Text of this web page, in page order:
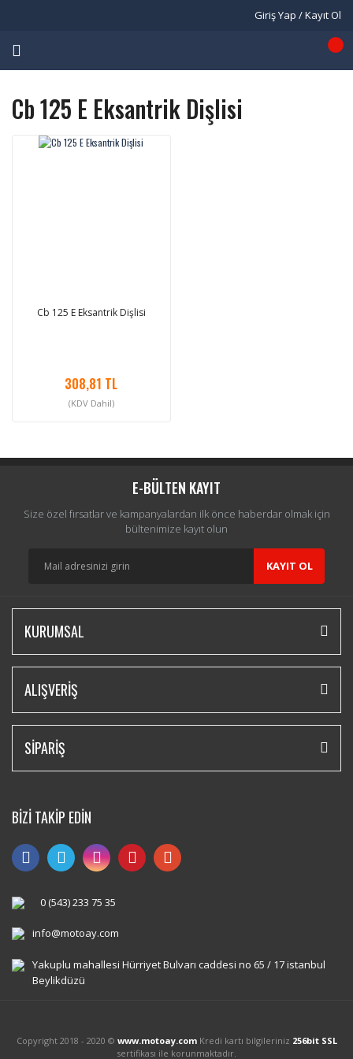
Giriş Yap / Kayıt Ol
Cb 125 E Eksantrik Dişlisi
Cb 125 E Eksantrik Dişlisi
308,81 TL
(KDV Dahil)
E-BÜLTEN KAYIT
Size özel fırsatlar ve kampanyalardan ilk önce haberdar olmak için
bültenimize kayıt olun
KAYIT OL
KURUMSAL
ALIŞVERİŞ
SİPARİŞ
BİZİ TAKİP EDİN
0 (543) 233 75 35
info@motoay.com
Yakuplu mahallesi Hürriyet Bulvarı caddesi no 65 / 17 istanbul
Beylikdüzü
Copyright 2018 - 2020 © www.motoay.comKredi kartı bilgileriniz 256bit SSL
sertifikası ile korunmaktadır.